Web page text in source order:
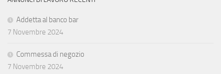
Addetta al banco bar
7 Novembre 2024
Commessa di negozio
7 Novembre 2024